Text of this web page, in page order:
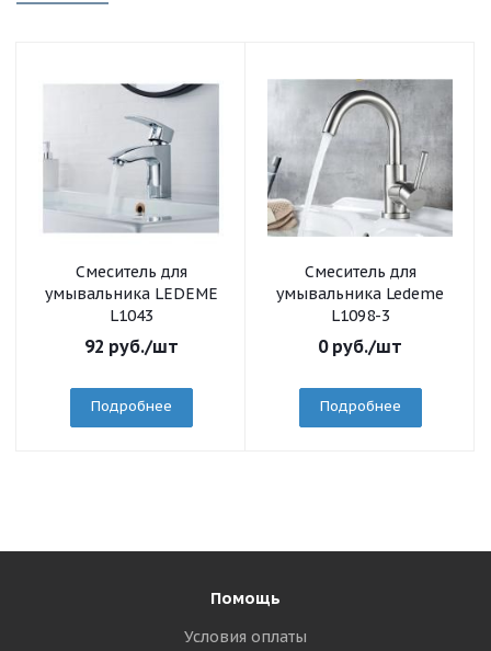
Смеситель для
умывальника LEDEME
L1043
92 руб./шт
Подробнее
Смеситель для
умывальника Ledeme
L1098-3
0руб./шт
Подробнее
Помощь
Условия оплаты